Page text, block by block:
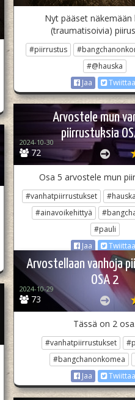
Nyt pääset näkemään
(traumatisoivia)
#piirrustus
#@hauska
Jaa
Twiittaa
Arvostele mun
piirrustuksia
72
2024-10-30
Osa 5 arvostele mun
#vanhatpiirrustukset #hauska
#ainavoikehittyä
#pauli
Jaa
Twiittaa
Arvostellaan vanhoja
OSA 2
73
2024-10-29
Tässä on 2 osa.
#vanhatpiirrustukset
#bangchanonkomea
Jaa
Twiittaa